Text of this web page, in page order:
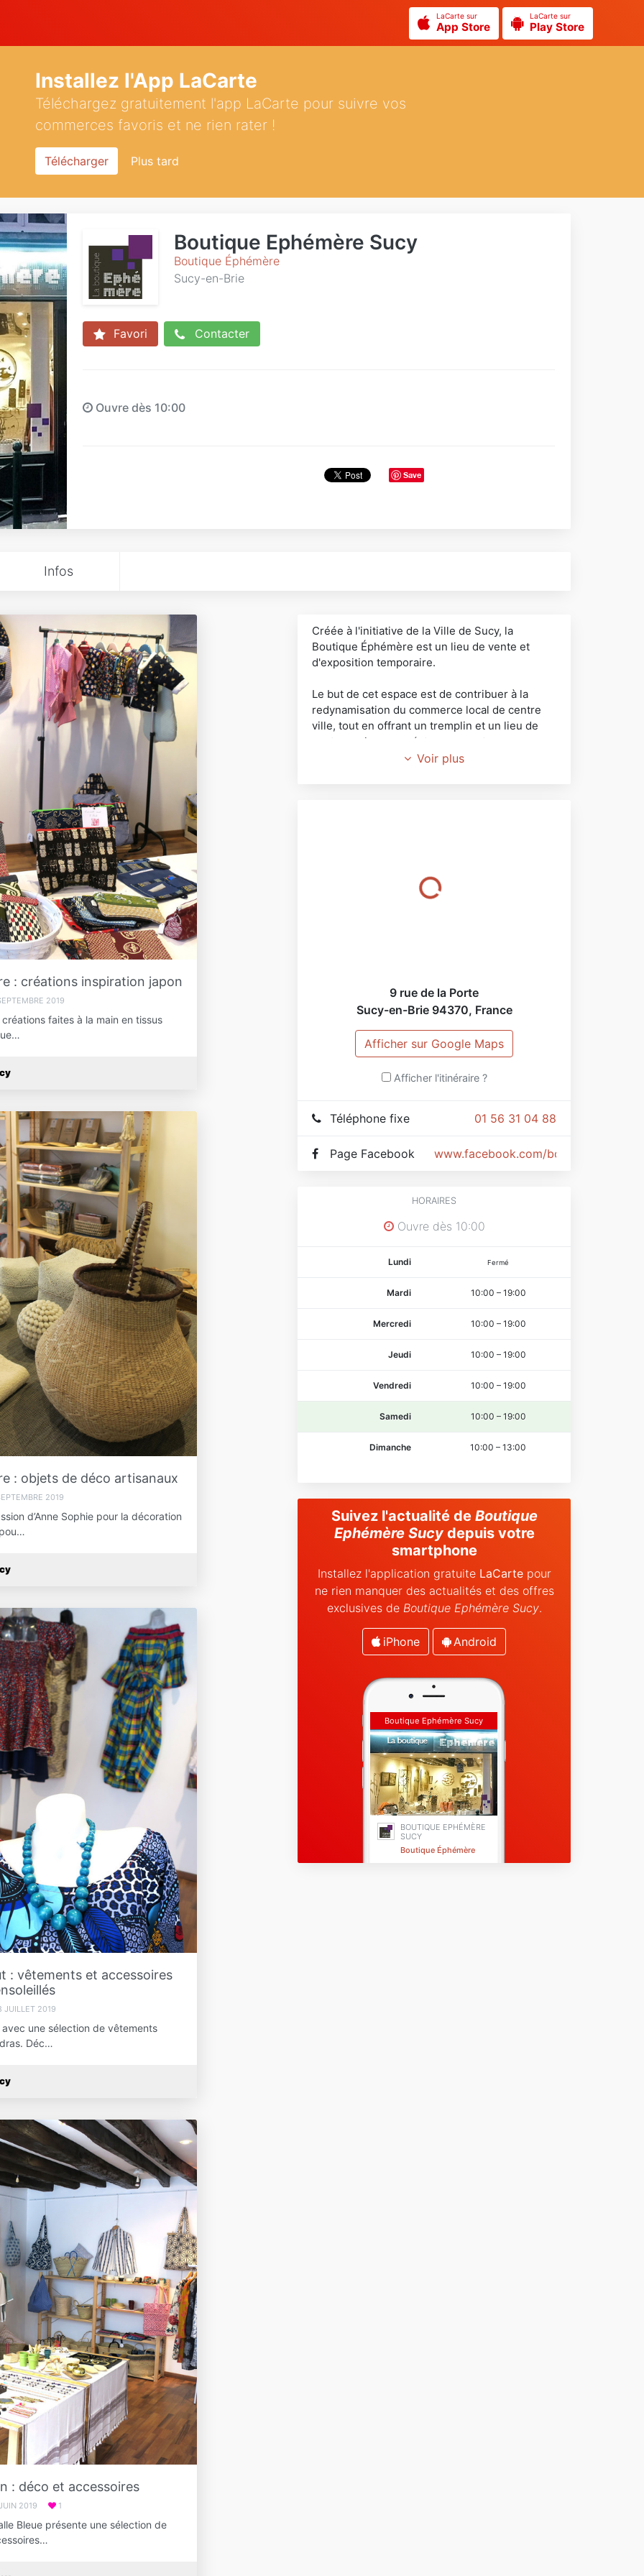
LaCarte sur
App Store
LaCarte sur
Play Store
Installez l'App LaCarte
Téléchargez gratuitement l'app LaCarte pour suivre vos
commerces favoris et ne rien rater !
Télécharger Plus tard
Boutique Ephémère Sucy
Boutique Éphémère
Sucy-en-Brie
Favori Contacter
Ouvre dès 10:00
Save
Infos
: créations inspiration japon
2019
faites à la main en tissus
: objets de déco artisanaux
2019
d’Anne Sophie pour la décoration
: vêtements et accessoires
JUILLET 2019
une sélection de vêtements
Déc…
: déco et accessoires
2019 1
Bleue présente une sélection de
Créée à l'initiative de la Ville de Sucy, la
Boutique Éphémère est un lieu de vente et
d'exposition temporaire.
Le but de cet espace est de contribuer à la
redynamisation du commerce local de centre
ville, tout en offrant un tremplin et un lieu de
vente aux jeunes créateurs ou entrepreneurs.
Exposer vos dernières œuvres ou créations
Voir plus
9 rue de la Porte
Sucy-en-Brie 94370, France
Afficher sur Google Maps
Afficher l'itinéraire ?
01 56 31 04 88
Téléphone fixe
www.facebook.com/
Page Facebook
HORAIRES
Ouvre dès 10:00
Lundi Fermé
Mardi 10:00 – 19:00
Mercredi 10:00 – 19:00
Jeudi 10:00 – 19:00
Vendredi 10:00 – 19:00
Samedi 10:00 – 19:00
Dimanche 10:00 – 13:00
Suivez l'actualité de Boutique
Ephémère Sucydepuis votre
smartphone
Installez l'application gratuite LaCartepour
ne rien manquer des actualités et des offres
exclusives de Boutique Ephémère Sucy.
iPhone Android
Boutique Ephémère Sucy
BOUTIQUE EPHÉMÈRE
SUCY
Boutique Éphémère